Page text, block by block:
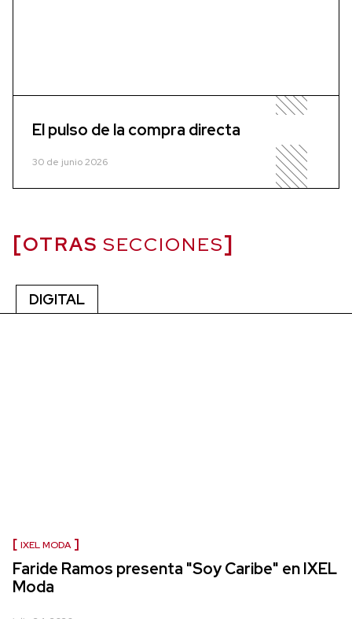
El pulso de la compra directa
30 de junio 2026
OTRAS SECCIONES
DIGITAL
IXEL MODA
Faride Ramos presenta "Soy Caribe" en IXEL
Moda